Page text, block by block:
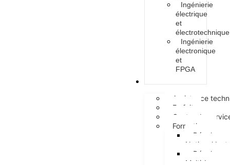
Ingénierie
électrique
et
électrotechnique
Ingénierie
électronique
et
FPGA
Assistance
Forfait
Centre de
Formations
National
Multi-